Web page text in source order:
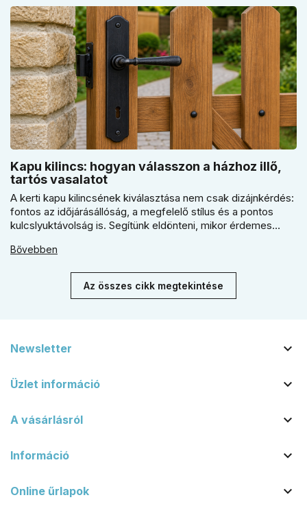
Kapu kilincs: hogyan válasszon a házhoz illő,
tartós vasalatot
A kerti kapu kilincsének kiválasztása nem csak dizájnkérdés:
fontos az időjárásállóság, a megfelelő stílus és a pontos
kulcslyuktávolság is. Segítünk eldönteni, mikor érdemes
kilincs + gomb megoldást választani.
Bővebben
Az összes cikk megtekintése
Newsletter 
Üzlet információ 
A vásárlásról 
Információ 
Online űrlapok 